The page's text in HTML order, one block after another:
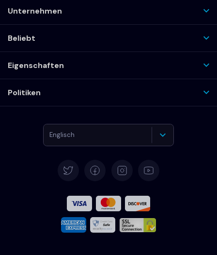
Unternehmen
Beliebt
Eigenschaften
Politiken
Englisch
Französisch
Italiano